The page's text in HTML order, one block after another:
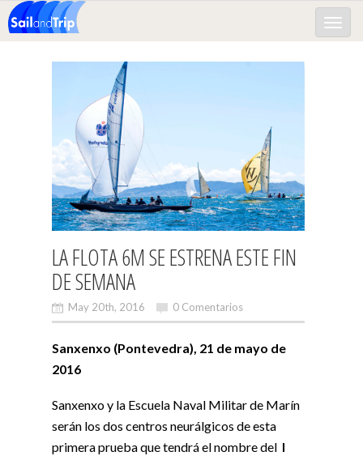
Toggle
LA FLOTA 6M SE ESTRENA ESTE FIN
DE SEMANA
May 20th, 2016 0 Comentarios
Sanxenxo (Pontevedra), 21 de mayo de
2016
Sanxenxo y la Escuela Naval Militar de Marín
serán los dos centros neurálgicos de esta
primera prueba que tendrá el nombre del I